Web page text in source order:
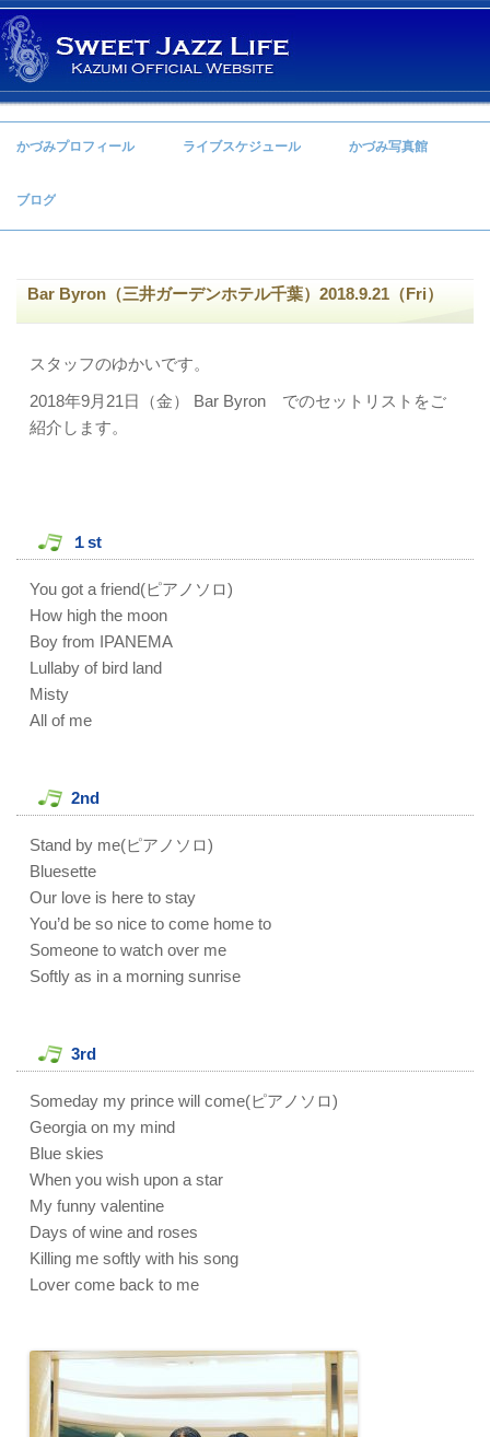
コンテンツへ移動
かづみプロフィール ライブスケジュール かづみ写真館
ブログ
Bar Byron（三井ガーデンホテル千葉）2018.9.21（Fri）
スタッフのゆかいです。
2018年9月21日（金） Bar Byron でのセットリストをご
紹介します。
１st
You got a friend(ピアノソロ)
How high the moon
Boy from IPANEMA
Lullaby of bird land
Misty
All of me
2nd
Stand by me(ピアノソロ)
Bluesette
Our love is here to stay
You’d be so nice to come home to
Someone to watch over me
Softly as in a morning sunrise
3rd
Someday my prince will come(ピアノソロ)
Georgia on my mind
Blue skies
When you wish upon a star
My funny valentine
Days of wine and roses
Killing me softly with his song
Lover come back to me